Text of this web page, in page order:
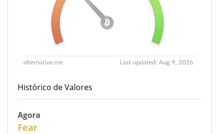
Histórico de Valores
Agora
Fear